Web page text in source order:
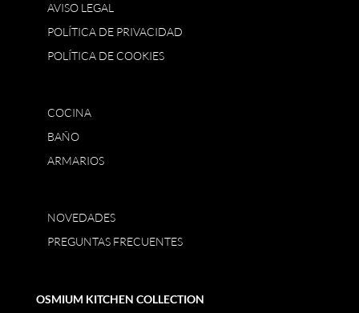
AVISO LEGAL
POLÍTICA DE PRIVACIDAD
POLÍTICA DE COOKIES
COCINA
BAÑO
ARMARIOS
NOVEDADES
PREGUNTAS FRECUENTES
OSMIUM KITCHEN COLLECTION